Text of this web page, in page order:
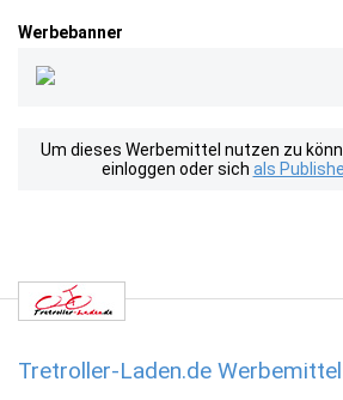
Werbebanner
Um dieses Werbemittel nutzen zu
einloggen oder sich als
Tretroller-Laden.de